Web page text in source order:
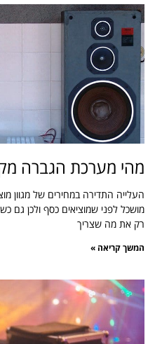
מהי מערכת הגברה
העלייה התדירה במחירים של מגוון
מושכל לפני שמוציאים כסף ולכן גם
רק את מה שצריך
המשך קריאה »